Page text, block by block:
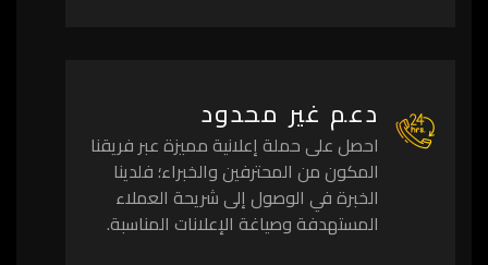
دعم غير محدود
احصل على حملة إعلانية مميزة عبر فريقنا
المكون من المحترفين والخبراء؛ فلدينا
الخبرة في الوصول إلى شريحة العملاء
المستهدفة وصياغة الإعلانات المناسبة.